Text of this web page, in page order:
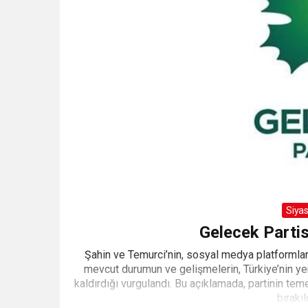
Gelecek
Şahin ve Temurci’nin, sosyal medya
mevcut durumun ve gelişmelerin, Türkiye’nin
kaldırdığı vurgulandı. Bu açıklamada, partinin